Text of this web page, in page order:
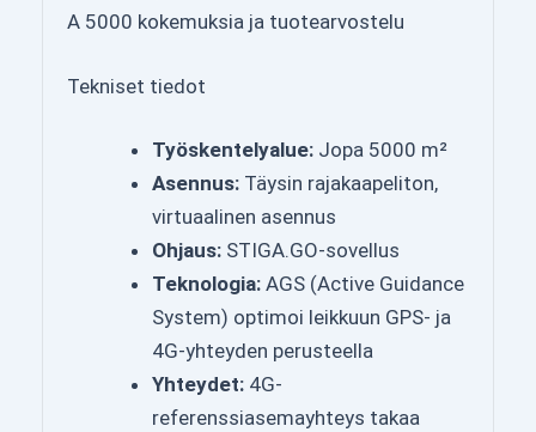
Tekniset tiedot
Työskentelyalue: Jopa 5000 m²
Asennus: Täysin rajakaapeliton,
virtuaalinen asennus
Ohjaus: STIGA.GO-sovellus
Teknologia: AGS (Active Guidance
System) optimoi leikkuun GPS- ja
4G-yhteyden perusteella
Yhteydet: 4G-
referenssiasemayhteys takaa